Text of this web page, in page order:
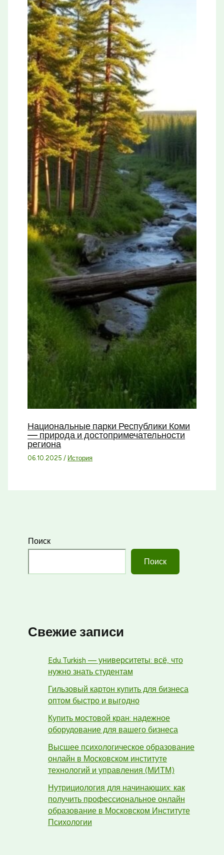
Национальные парки Республики Коми
— природа и достопримечательности
региона
06.10.2025 / История
Поиск
Поиск
Свежие записи
Edu.Turkish — университеты: всё, что
нужно знать студентам
Гильзовый картон купить для бизнеса
оптом быстро и выгодно
Купить мостовой кран: надежное
оборудование для вашего бизнеса
Высшее психологическое образование
онлайн в Московском институте
технологий и управления (МИТМ)
Нутрициология для начинающих: как
получить профессиональное онлайн
образование в Московском Институте
Психологии